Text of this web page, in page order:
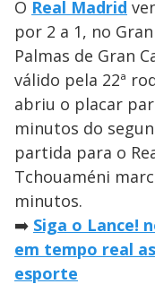
O Real Madrid
por 2 a 1, no
Palmas de Gran
válido pela 22ª
abriu o placar
minutos do
partida para o
Tchouaméni
minutos.
➡️ Siga o Lance!
em tempo real
esporte